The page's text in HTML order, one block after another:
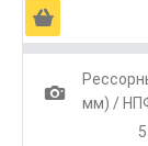
Ä
1
мм) /